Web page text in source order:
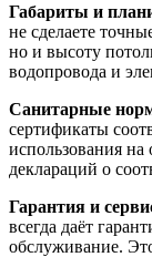
Габариты и
не сделаете
но и высоту
водопровода и
Санитарные
сертификаты
использования
деклараций о
Гарантия и
всегда даёт
обслуживание.